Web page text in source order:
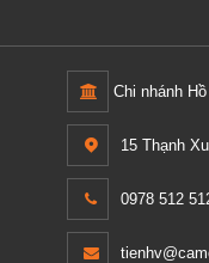
Chi nhánh
15 Thạnh
0978 512